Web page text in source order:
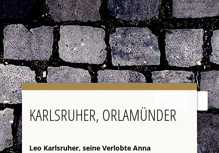
KARLSRUHER, ORLAMÜNDER
Leo Karlsruher, seine Verlobte Anna